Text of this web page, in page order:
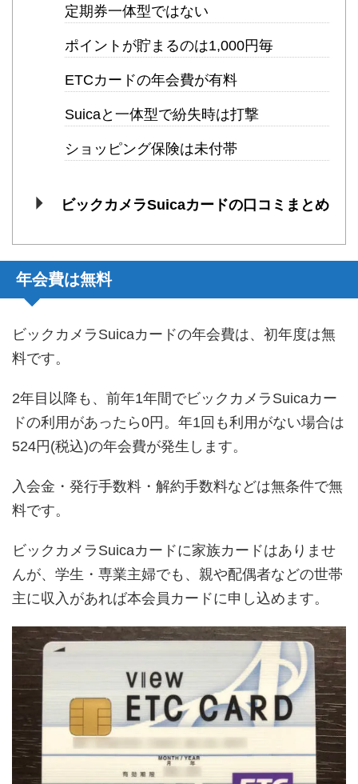
定期券一体型ではない
ポイントが貯まるのは1,000円毎
ETCカードの年会費が有料
Suicaと一体型で紛失時は打撃
ショッピング保険は未付帯
ビックカメラSuicaカードの口コミまとめ
年会費は無料
ビックカメラSuicaカードの年会費は、初年度は無
料です。
2年目以降も、前年1年間でビックカメラSuicaカー
ドの利用があったら0円。年1回も利用がない場合は
524円(税込)の年会費が発生します。
入会金・発行手数料・解約手数料などは無条件で無
料です。
ビックカメラSuicaカードに家族カードはありませ
んが、学生・専業主婦でも、親や配偶者などの世帯
主に収入があれば本会員カードに申し込めます。